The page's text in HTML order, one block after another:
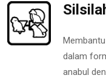
dalam
anabul